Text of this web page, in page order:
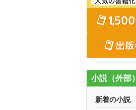
小説（外部）
新着の小説